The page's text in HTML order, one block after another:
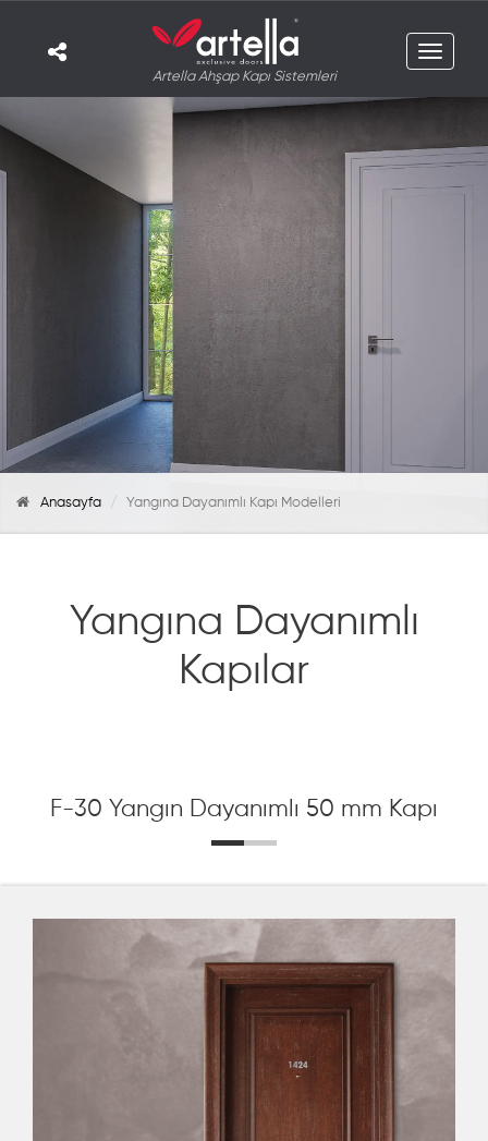
Artella Ahşap Kapı Sistemleri
Toggle
Anasayfa Yangına Dayanımlı Kapı Modelleri
Yangına Dayanımlı
Kapılar
F-30 Yangın Dayanımlı 50 mm Kapı